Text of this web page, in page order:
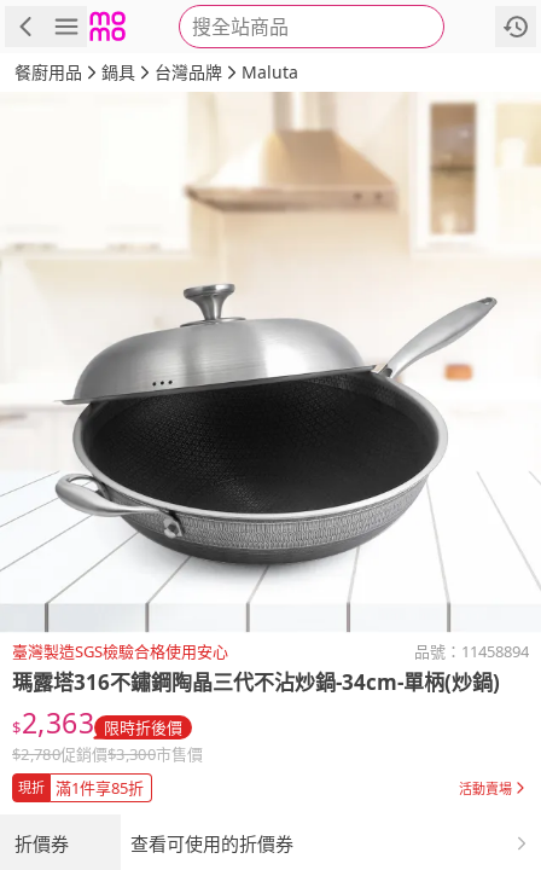
搜全站商品
商品 評價 詳情
餐廚用品 鍋具 台灣品牌 Maluta
臺灣製造SGS檢驗合格使用安心 品號： 11458894
瑪露塔316不鏽鋼陶晶三代不沾炒鍋-34cm-單柄(炒鍋)
$2,363 限時折後價
$2,780促銷價$3,300市售價
現折 滿1件享85折 活動賣場
折價券 查看可使用的折價券